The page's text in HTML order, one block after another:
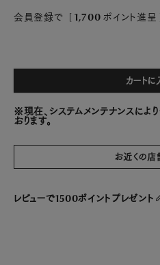
会員登録で [ 1,700 ポイント進呈
カートに
※現在、システムメンテナンスに
おります。
お近くの店
レビューで1500ポイントプレゼント